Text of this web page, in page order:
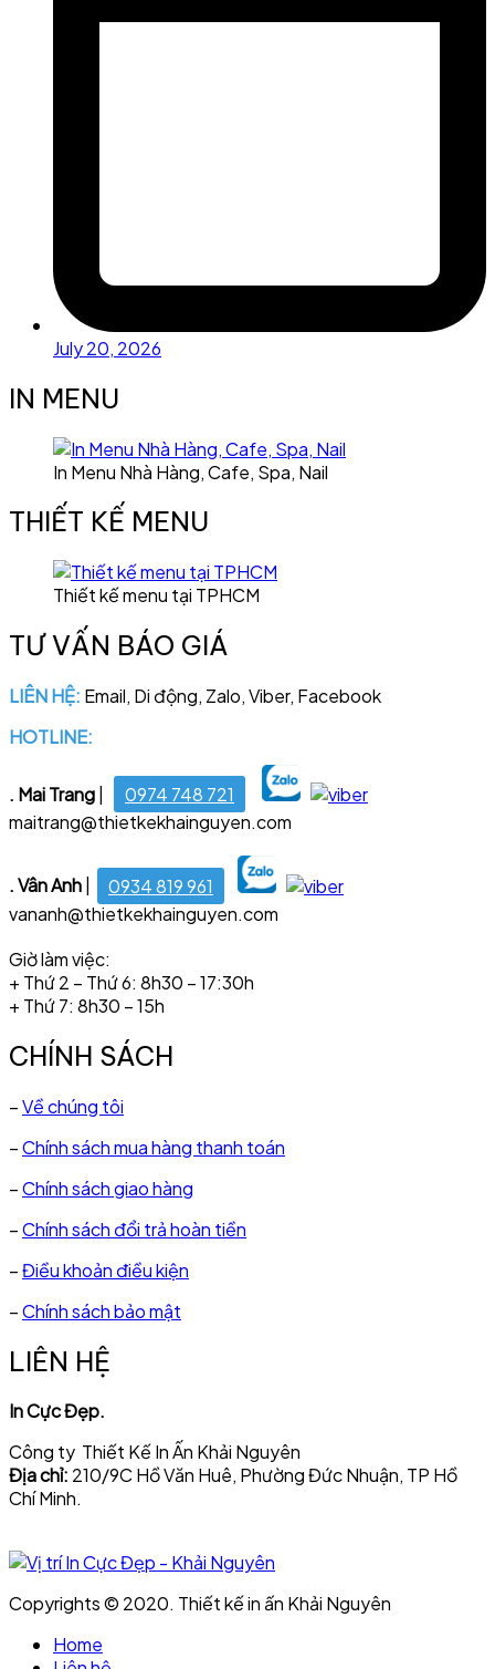
July 20, 2026
IN MENU
In Menu Nhà Hàng, Cafe, Spa, Nail
THIẾT KẾ MENU
Thiết kế menu tại TPHCM
TƯ VẤN BÁO GIÁ
LIÊN HỆ: Email, Di động, Zalo, Viber, Facebook
HOTLINE:
. Mai Trang
0974 748 721
maitrang@thietkekhainguyen.com
. Vân Anh
0934 819 961
vananh@thietkekhainguyen.com
Giờ làm việc:
+ Thứ 2 – Thứ 6: 8h30 – 17:30h
+ Thứ 7: 8h30 – 15h
CHÍNH SÁCH
–Về chúng tôi
–Chính sách mua hàng thanh toán
–Chính sách giao hàng
–Chính sách đổi trả hoàn tiền
–Điều khoản điều kiện
–Chính sách bảo mật
LIÊN HỆ
In Cực Đẹp.
Công ty Thiết Kế In Ấn Khải Nguyên
Địa chỉ: 210/9C Hồ Văn Huê, Phường Đức Nhuận, TP Hồ
Chí Minh.
Copyrights © 2020. Thiết kế in ấn Khải Nguyên
Home